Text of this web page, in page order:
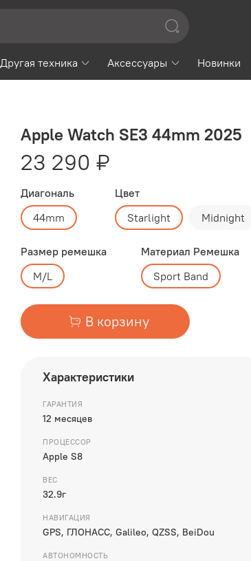
Другая техника Аксессуары Новинки
Apple Watch SE3 44mm 2025
23 290 ₽
Диагональ
44mm
Цвет
Starlight
Midnight
Размер ремешка
M/L
Материал Ремешка
Sport Band
В корзину
Характеристики
ГАРАНТИЯ
12 месяцев
ПРОЦЕССОР
Apple S8
ВЕС
32.9г
НАВИГАЦИЯ
GPS, ГЛОНАСС, Galileo, QZSS, BeiDou
АВТОНОМНОСТЬ